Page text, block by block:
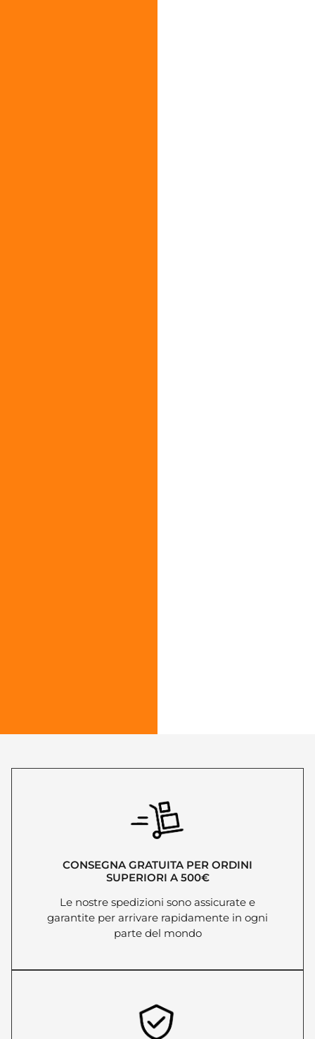
CONSEGNA GRATUITA PER ORDINI
SUPERIORI A 500€
Le nostre spedizioni sono assicurate e
garantite per arrivare rapidamente in ogni
parte del mondo